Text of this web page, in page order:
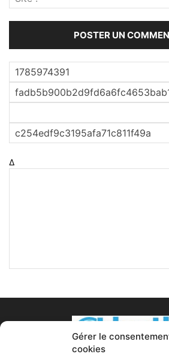
Δ
Gérer le
cookies